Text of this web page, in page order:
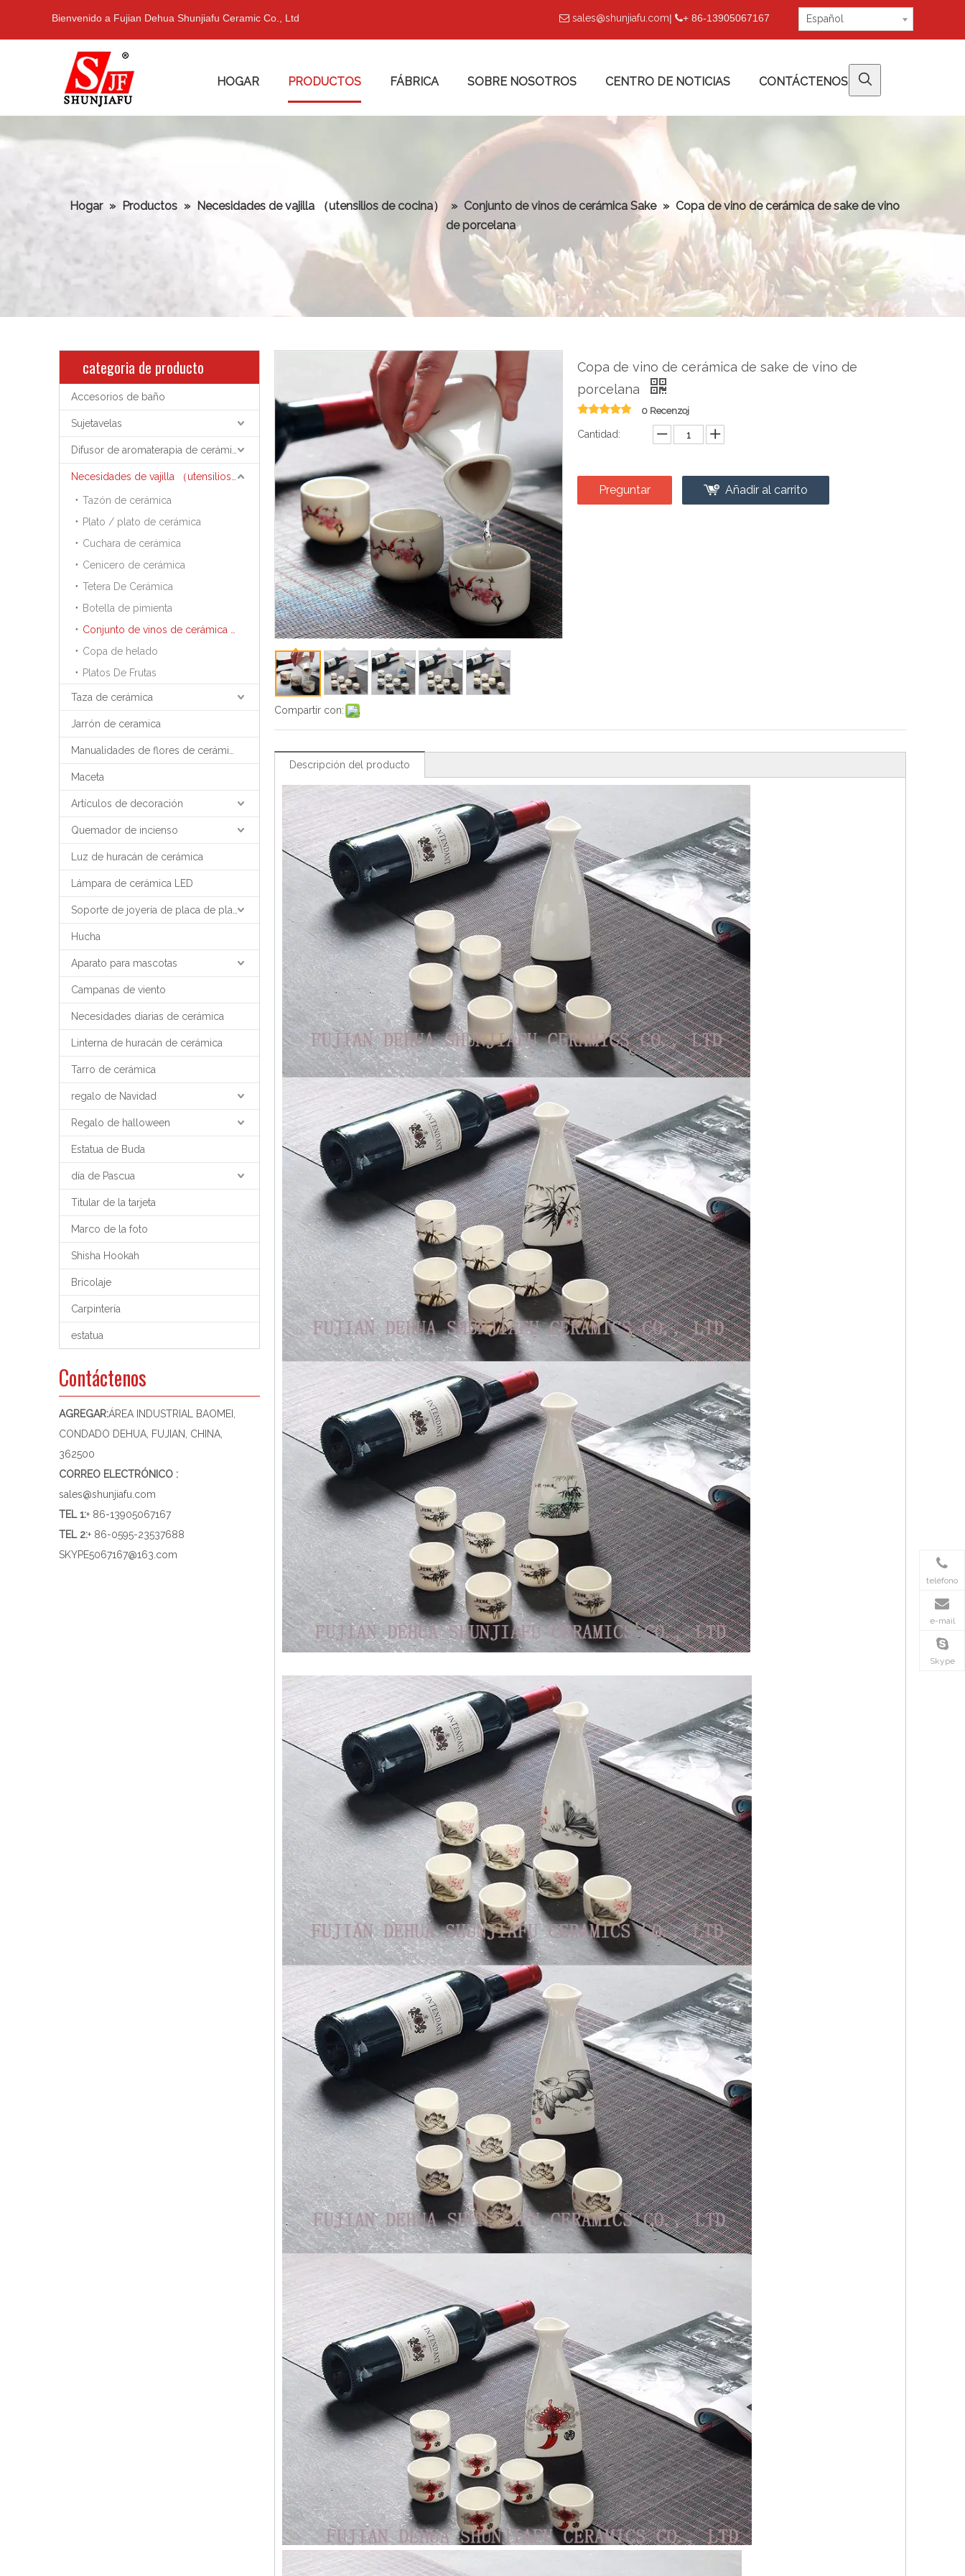
Bienvenido a Fujian Dehua Shunjiafu Ceramic Co., Ltd  sales@shunjiafu.com| + 86-13905067167 Español
HOGAR PRODUCTOS FÁBRICA SOBRE NOSOTROS CENTRO DE NOTICIAS CONTÁCTENOS
Hogar » Productos » Necesidades de vajilla （utensilios de cocina） » Conjunto de vinos de cerámica Sake » Copa de vino de cerámica de sake de vino
de porcelana
categoria de producto
Accesorios de baño
Sujetavelas
Tazón de cerámica
Plato / plato de cerámica
Cuchara de cerámica
Cenicero de cerámica
Tetera De Cerámica
Botella de pimienta
Copa de helado
Platos De Frutas
Taza de cerámica
Jarrón de ceramica
Maceta
Artículos de decoración
Quemador de incienso
Luz de huracán de cerámica
Lámpara de cerámica LED
Hucha
Aparato para mascotas
Campanas de viento
Necesidades diarias de cerámica
Linterna de huracán de cerámica
Tarro de cerámica
regalo de Navidad
Regalo de halloween
Estatua de Buda
día de Pascua
Titular de la tarjeta
Marco de la foto
Shisha Hookah
Bricolaje
Carpintería
estatua
Contáctenos
AGREGAR:ÁREA INDUSTRIAL BAOMEI,
CONDADO DEHUA, FUJIAN, CHINA,
362500
CORREO ELECTRÓNICO :
sales@shunjiafu.com
TEL 1:+ 86-13905067167
TEL 2:+ 86-0595-23537688
SKYPE5067167@163.com
Compartir con:
Copa de vino de cerámica de sake de vino de
porcelana
0 Recenzoj
Cantidad:
Preguntar Añadir al carrito
Descripción del producto
teléfono
e-mail
Skype